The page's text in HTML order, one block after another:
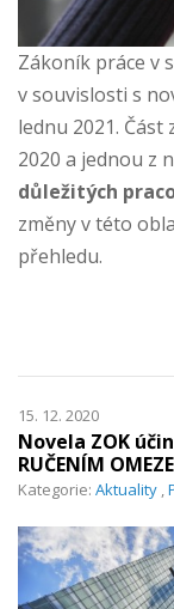
Zákoník práce v
v souvislosti s
lednu 2021. Část
2020 a jednou z
důležitých
změny v této
přehledu.
15. 12. 2020
Novela ZOK
RUČENÍM
Kategorie: Aktuality ,